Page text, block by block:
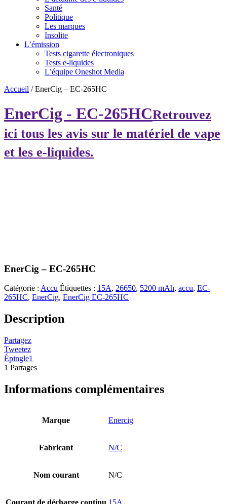
Santé
Politique
Les marques
Insolite
L’émission
Tests cigarette électroniques
Tests e-liquides
L’équipe Oneshot Media
Accueil /EnerCig – EC-265HC
EnerCig - EC-265HCRetrouvez
ici tous les avis sur le matériel de vape
et les e-liquides.
EnerCig – EC-265HC
Catégorie : Accu Étiquettes : 15A, 26650, 5200 mAh, accu, EC-
265HC, EnerCig, EnerCig EC-265HC
Description
Partagez
Tweetez
Épingle1
1 Partages
Informations complémentaires
Marque Enercig
Fabricant N/C
Nom courant N/C
Courant de décharge continu 15A